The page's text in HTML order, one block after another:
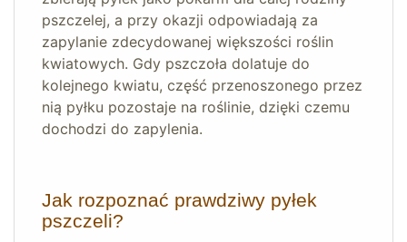
pszczelej, a przy okazji odpowiadają za
zapylanie zdecydowanej większości roślin
kwiatowych. Gdy pszczoła dolatuje do
kolejnego kwiatu, część przenoszonego przez
nią pyłku pozostaje na roślinie, dzięki czemu
dochodzi do zapylenia.
Jak rozpoznać prawdziwy pyłek
pszczeli?